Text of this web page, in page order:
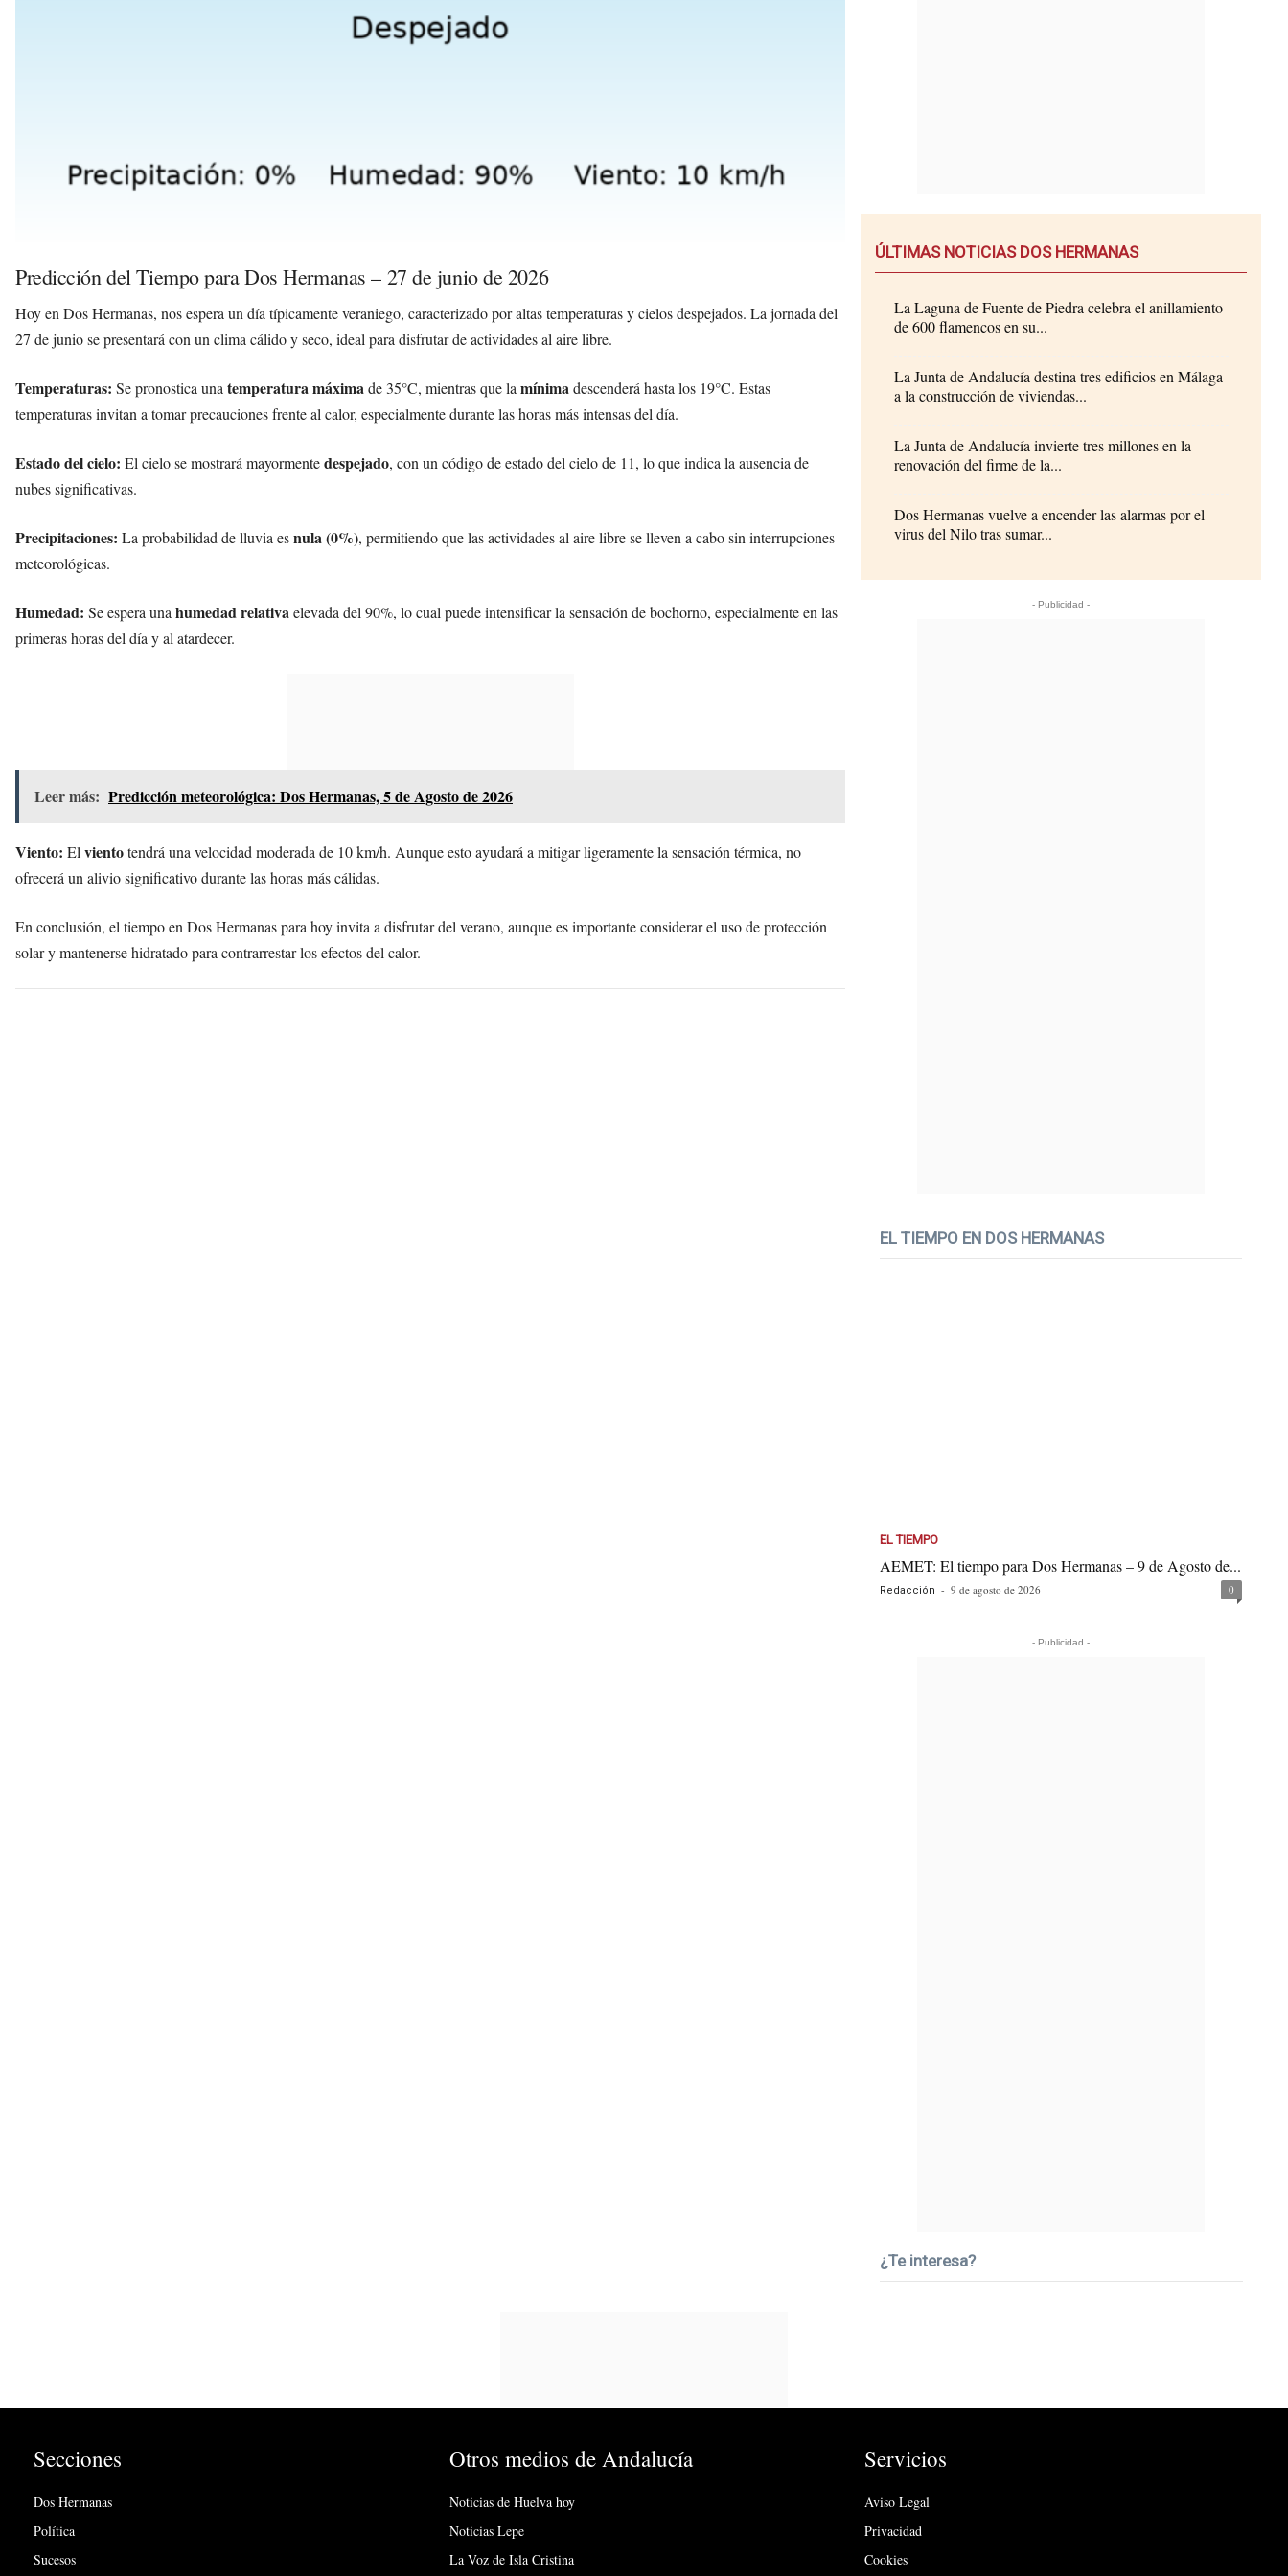
Predicción del Tiempo para Dos Hermanas – 27 de junio de 2026
Hoy en Dos Hermanas, nos espera un día típicamente veraniego, caracterizado por altas temperaturas y cielos despejados. La jornada del
27 de junio se presentará con un clima cálido y seco, ideal para disfrutar de actividades al aire libre.
Temperaturas: Se pronostica una temperatura máximade 35°C, mientras que la mínimadescenderá hasta los 19°C. Estas
temperaturas invitan a tomar precauciones frente al calor, especialmente durante las horas más intensas del día.
Estado del cielo: El cielo se mostrará mayormentedespejado, con un código de estado del cielo de 11, lo que indica la ausencia de
nubes significativas.
Precipitaciones: La probabilidad de lluvia esnula (0%), permitiendo que las actividades al aire libre se lleven a cabo sin interrupciones
meteorológicas.
Humedad: Se espera una humedad relativaelevada del 90%, lo cual puede intensificar la sensación de bochorno, especialmente en las
primeras horas del día y al atardecer.
Leer más: Predicción meteorológica: Dos Hermanas, 5 de Agosto de 2026
Viento: El vientotendrá una velocidad moderada de 10 km/h. Aunque esto ayudará a mitigar ligeramente la sensación térmica, no
ofrecerá un alivio significativo durante las horas más cálidas.
En conclusión, el tiempo en Dos Hermanas para hoy invita a disfrutar del verano, aunque es importante considerar el uso de protección
solar y mantenerse hidratado para contrarrestar los efectos del calor.
ÚLTIMAS NOTICIAS DOS HERMANAS
La Laguna de Fuente de Piedra celebra el anillamiento
de 600 flamencos en su...
La Junta de Andalucía destina tres edificios en Málaga
a la construcción de viviendas...
La Junta de Andalucía invierte tres millones en la
renovación del firme de la...
Dos Hermanas vuelve a encender las alarmas por el
virus del Nilo tras sumar...
- Publicidad -
EL TIEMPO EN DOS HERMANAS
EL TIEMPO
AEMET: El tiempo para Dos Hermanas – 9 de Agosto de...
Redacción - 9 de agosto de 2026 0
- Publicidad -
¿Te interesa?
Secciones
Dos Hermanas
Política
Sucesos
Otros medios de Andalucía
Noticias de Huelva hoy
Noticias Lepe
La Voz de Isla Cristina
Servicios
Aviso Legal
Privacidad
Cookies